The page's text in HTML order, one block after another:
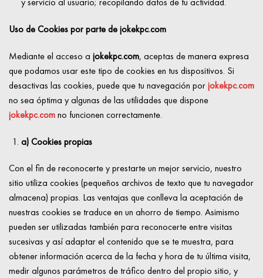
Uso de Cookies por parte de jokekpc.com
Mediante el acceso a jokekpc.com, aceptas de manera expresa
que podamos usar este tipo de cookies en tus dispositivos. Si
desactivas las cookies, puede que tu navegación porjokekpc.com
no sea óptima y algunas de las utilidades que dispone
jokekpc.comno funcionen correctamente.
a) Cookies propias
Con el fin de reconocerte y prestarte un mejor servicio, nuestro
sitio utiliza cookies (pequeños archivos de texto que tu navegador
almacena) propias. Las ventajas que conlleva la aceptación de
nuestras cookies se traduce en un ahorro de tiempo. Asimismo
pueden ser utilizadas también para reconocerte entre visitas
sucesivas y así adaptar el contenido que se te muestra, para
obtener información acerca de la fecha y hora de tu última visita,
medir algunos parámetros de tráfico dentro del propio sitio, y